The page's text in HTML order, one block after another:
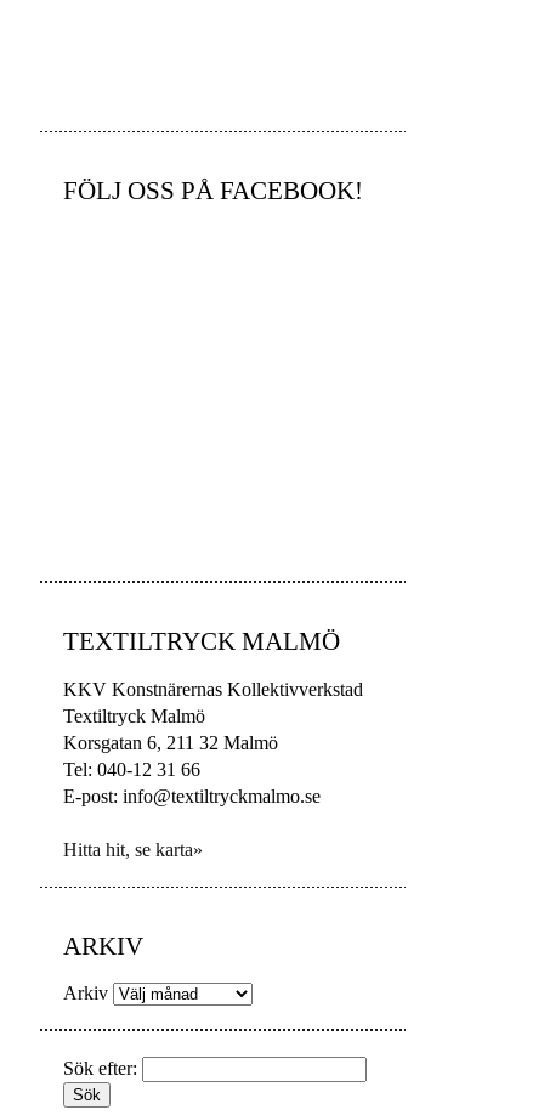
FÖLJ OSS PÅ FACEBOOK!
TEXTILTRYCK MALMÖ
KKV Konstnärernas Kollektivverkstad
Textiltryck Malmö
Korsgatan 6, 211 32 Malmö
Tel: 040-12 31 66
E-post: info@textiltryckmalmo.se
Hitta hit, se karta»
ARKIV
Arkiv
Sök efter: